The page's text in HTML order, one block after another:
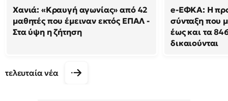
Χανιά: «Κραυγή αγωνίας» από 42
μαθητές που έμειναν εκτός ΕΠΑΛ -
Στα ύψη η ζήτηση
e-ΕΦΚΑ: Η
σύνταξη που
έως και τα
δικαιούνται
τελευταία νέα